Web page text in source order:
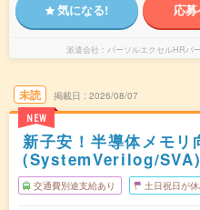
気になる! 応
派遣会社 パーソルエクセルHRパ
未読
NEW
掲載日 2026/08/07
新子安！半導体メモリ
(SystemVerilog/SVA)
交通費別途支給あり 土日祝日が